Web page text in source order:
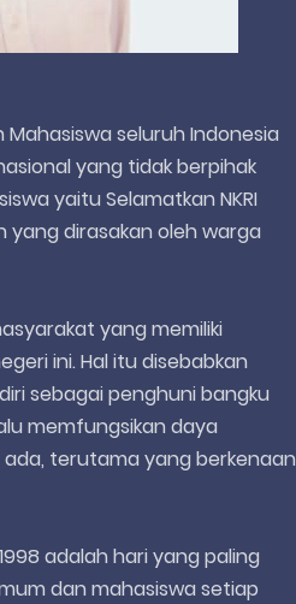
Mahasiswa seluruh Indonesia
yang tidak berpihak
yaitu Selamatkan NKRI
yang dirasakan oleh warga
yang memiliki
ini. Hal itu disebabkan
sebagai penghuni bangku
memfungsikan daya
terutama yang berkenaan
adalah hari yang paling
dan mahasiswa setiap